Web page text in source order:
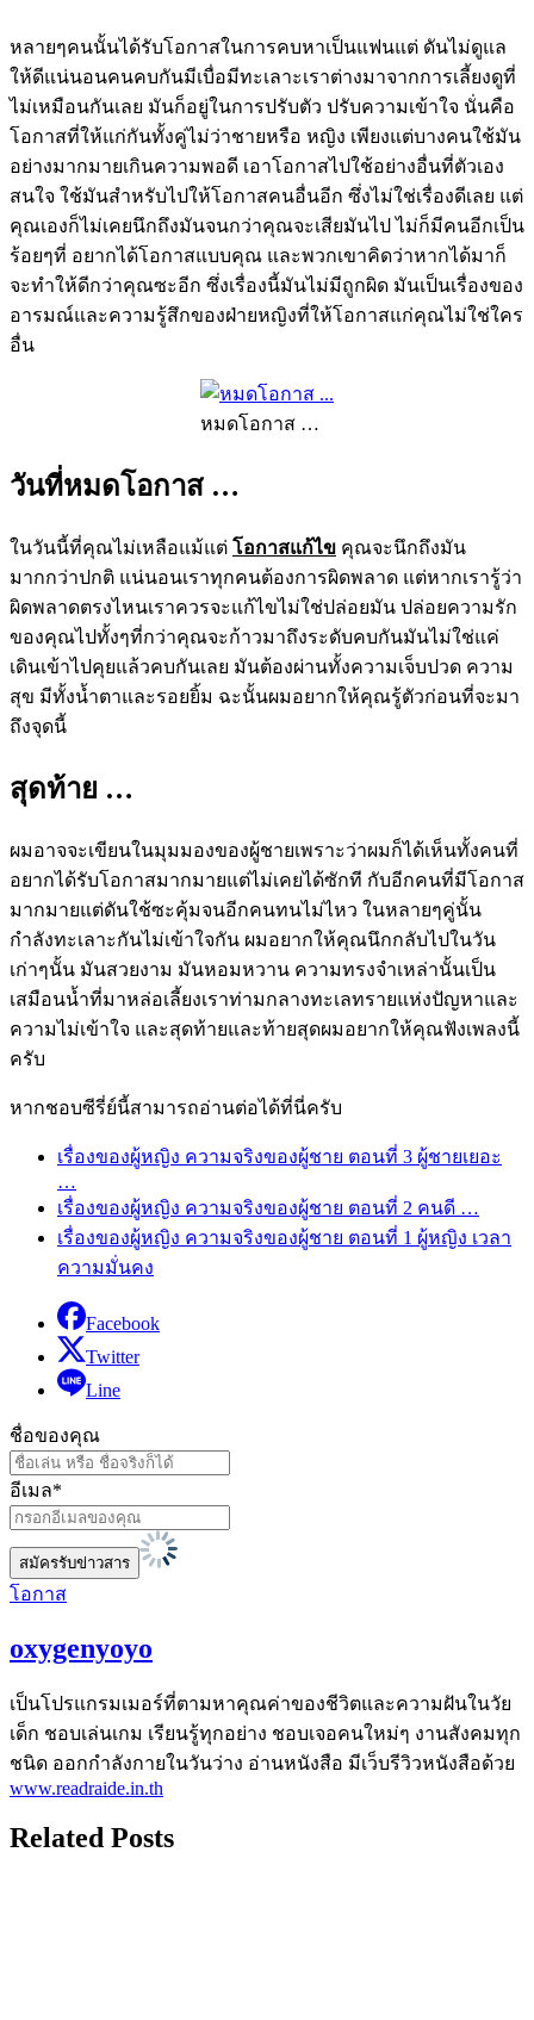
หลายๆคนนั้นได้รับโอกาสในการคบหาเป็นแฟนแต่ ดันไม่ดูแล
ให้ดีแน่นอนคนคบกันมีเบื่อมีทะเลาะเราต่างมาจากการเลี้ยงดูที่
ไม่เหมือนกันเลย มันก็อยู่ในการปรับตัว ปรับความเข้าใจ นั่นคือ
โอกาสที่ให้แก่กันทั้งคู่ไม่ว่าชายหรือ หญิง เพียงแต่บางคนใช้มัน
อย่างมากมายเกินความพอดี เอาโอกาสไปใช้อย่างอื่นที่ตัวเอง
สนใจ ใช้มันสำหรับไปให้โอกาสคนอื่นอีก ซึ่งไม่ใช่เรื่องดีเลย แต่
คุณเองก็ไม่เคยนึกถึงมันจนกว่าคุณจะเสียมันไป ไม่ก็มีคนอีกเป็น
ร้อยๆที่ อยากได้โอกาสแบบคุณ และพวกเขาคิดว่าหากได้มาก็
จะทำให้ดีกว่าคุณซะอีก ซึ่งเรื่องนี้มันไม่มีถูกผิด มันเป็นเรื่องของ
อารมณ์และความรู้สึกของฝ่ายหญิงที่ให้โอกาสแก่คุณไม่ใช่ใคร
อื่น
หมดโอกาส …
วันที่หมดโอกาส …
ในวันนี้ที่คุณไม่เหลือแม้แต่ โอกาสแก้ไข คุณจะนึกถึงมัน
มากกว่าปกติ แน่นอนเราทุกคนต้องการผิดพลาด แต่หากเรารู้ว่า
ผิดพลาดตรงไหนเราควรจะแก้ไขไม่ใช่ปล่อยมัน ปล่อยความรัก
ของคุณไปทั้งๆที่กว่าคุณจะก้าวมาถึงระดับคบกันมันไม่ใช่แค่
เดินเข้าไปคุยแล้วคบกันเลย มันต้องผ่านทั้งความเจ็บปวด ความ
สุข มีทั้งน้ำตาและรอยยิ้ม ฉะนั้นผมอยากให้คุณรู้ตัวก่อนที่จะมา
ถึงจุดนี้
สุดท้าย …
ผมอาจจะเขียนในมุมมองของผู้ชายเพราะว่าผมก็ได้เห็นทั้งคนที่
อยากได้รับโอกาสมากมายแต่ไม่เคยได้ซักที กับอีกคนที่มีโอกาส
มากมายแต่ดันใช้ซะคุ้มจนอีกคนทนไม่ไหว ในหลายๆคู่นั้น
กำลังทะเลาะกันไม่เข้าใจกัน ผมอยากให้คุณนึกกลับไปในวัน
เก่าๆนั้น มันสวยงาม มันหอมหวาน ความทรงจำเหล่านั้นเป็น
เสมือนน้ำที่มาหล่อเลี้ยงเราท่ามกลางทะเลทรายแห่งปัญหาและ
ความไม่เข้าใจ และสุดท้ายและท้ายสุดผมอยากให้คุณฟังเพลงนี้
ครับ
หากชอบซีรี่ย์นี้สามารถอ่านต่อได้ที่นี่ครับ
เรื่องของผู้หญิง ความจริงของผู้ชาย ตอนที่ 3 ผู้ชายเยอะ
…
เรื่องของผู้หญิง ความจริงของผู้ชาย ตอนที่ 2 คนดี …
เรื่องของผู้หญิง ความจริงของผู้ชาย ตอนที่ 1 ผู้หญิง เวลา
ความมั่นคง
Facebook
Twitter
Line
ชื่อของคุณ
อีเมล*
โอกาส
oxygenyoyo
เป็นโปรแกรมเมอร์ที่ตามหาคุณค่าของชีวิตและความฝันในวัย
เด็ก ชอบเล่นเกม เรียนรู้ทุกอย่าง ชอบเจอคนใหม่ๆ งานสังคมทุก
ชนิด ออกกำลังกายในวันว่าง อ่านหนังสือ มีเว็บรีวิวหนังสือด้วย
www.readraide.in.th
Related Posts